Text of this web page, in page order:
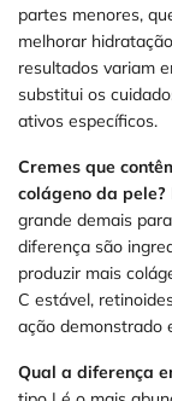
partes menores,
melhorar
resultados variam
substitui os
ativos específicos.
Cremes que
colágeno da pele?
grande demais
diferença são
produzir mais
C estável,
ação demonstrado
Qual a diferença